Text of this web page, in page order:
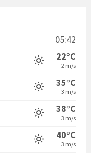
05:42
22°C
2 m/s
35°C
3 m/s
38°C
3 m/s
40°C
3 m/s